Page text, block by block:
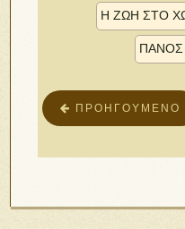
Η ΖΩΉ ΣΤΟ
ΠΡΟΗΓΟΎΜΕΝΟ